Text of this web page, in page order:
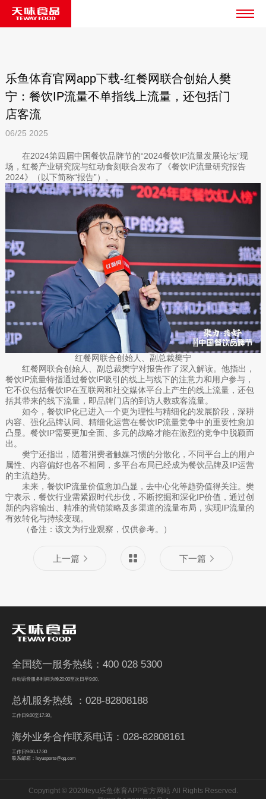
乐鱼体育官网app下载-红餐网联合创始人樊
宁：餐饮IP流量不单指线上流量，还包括门
店客流
06/25 2025
在2024第四届中国餐饮品牌节的“2024餐饮IP流量发展论坛”现
场，红餐产业研究院与红动食刻联合发布了《餐饮IP流量研究报告
2024》（以下简称“报告”）。
红餐网联合创始人、副总裁樊宁
红餐网联合创始人、副总裁樊宁对报告作了深入解读。他指出，
餐饮IP流量特指通过餐饮IP吸引的线上与线下的注意力和用户参与，
它不仅包括餐饮IP在互联网和社交媒体平台上产生的线上流量，还包
括其带来的线下流量，即品牌门店的到访人数或客流量。
如今，餐饮IP化已进入一个更为理性与精细化的发展阶段，深耕
内容、强化品牌认同、精细化运营在餐饮IP流量竞争中的重要性愈加
凸显。餐饮IP需要更加全面、多元的战略才能在激烈的竞争中脱颖而
出。
樊宁还指出，随着消费者触媒习惯的分散化，不同平台上的用户
属性、内容偏好也各不相同，多平台布局已经成为餐饮品牌及IP运营
的主流趋势。
未来，餐饮IP流量价值愈加凸显，去中心化等趋势值得关注。樊
宁表示，餐饮行业需紧跟时代步伐，不断挖掘和深化IP价值，通过创
新的内容输出、精准的营销策略及多渠道的流量布局，实现IP流量的
有效转化与持续变现。
（备注：该文为行业观察，仅供参考。）
上一篇 下一篇
全国统一服务热线：400 028 5300
自动语音服务时间为晚20:00至次日早9:00。
总机服务热线 ：028-82808188
工作日9:00至17:30。
海外业务合作联系电话：028-82808161
工作日9:00-17:30
联系邮箱：leyusports@qq.com
Copyright © 2020leyu乐鱼体育APP官方网站 All Rights Reserved.